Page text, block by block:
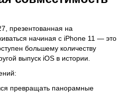
презентованная на
начиная с iPhone 11 — это
большему количеству
выпуск iOS в истории.
превращать панорамные